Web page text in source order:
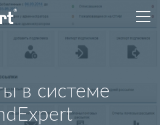
в системе